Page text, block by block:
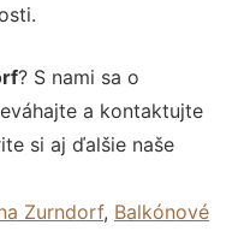
? S nami sa o
a kontaktujte
si aj ďalšie naše
Zurndorf, Balkónové